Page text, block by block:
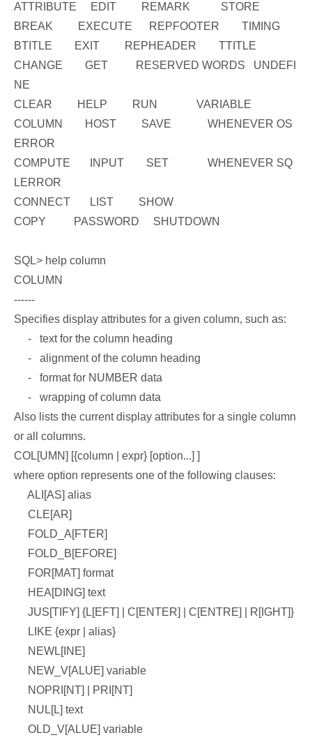
ATTRIBUTE EDIT REMARK STORE
BREAK EXECUTE REPFOOTER TIMING
BTITLE EXIT REPHEADER TTITLE
CHANGE GET RESERVED WORDS UNDEFI
NE
CLEAR HELP RUN VARIABLE
COLUMN HOST SAVE WHENEVER OS
ERROR
COMPUTE INPUT SET WHENEVER SQ
LERROR
CONNECT LIST SHOW
COPY PASSWORD SHUTDOWN
SQL> help column
COLUMN
------
Specifies display attributes for a given column, such as:
- text for the column heading
- alignment of the column heading
- format for NUMBER data
- wrapping of column data
Also lists the current display attributes for a single column
or all columns.
COL[UMN] [{column | expr} [option...] ]
where option represents one of the following clauses:
ALI[AS] alias
CLE[AR]
FOLD_A[FTER]
FOLD_B[EFORE]
FOR[MAT] format
HEA[DING] text
JUS[TIFY] {L[EFT] | C[ENTER] | C[ENTRE] | R[IGHT]}
LIKE {expr | alias}
NEWL[INE]
NEW_V[ALUE] variable
NOPRI[NT] | PRI[NT]
NUL[L] text
OLD_V[ALUE] variable